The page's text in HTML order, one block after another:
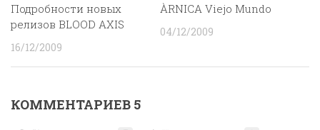
Подробности новых
релизов BLOOD AXIS
16/12/2009
ÀRNICA Viejo Mundo
04/12/2009
КОММЕНТАРИЕВ 5